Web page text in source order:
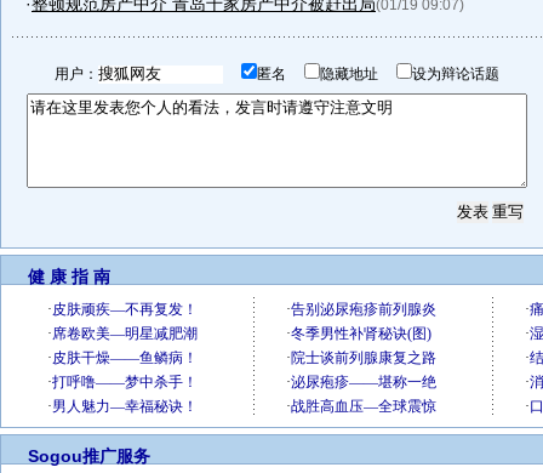
(01/19 09:07)
用户： 匿名 隐藏地址 设为辩论话题
健 康 指 南
Sogou推广服务